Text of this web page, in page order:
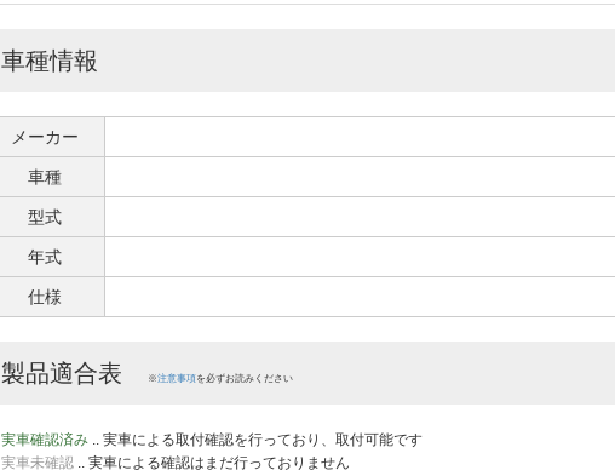
車種情報
メーカー
車種
型式
年式
仕様
製品適合表 ※注意事項を必ずお読みください
実車確認済み .. 実車による取付確認を行っており、取付可能です
実車未確認 .. 実車による確認はまだ行っておりません